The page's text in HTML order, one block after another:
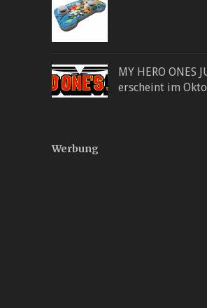
MY HERO ONES
erscheint im
Werbung